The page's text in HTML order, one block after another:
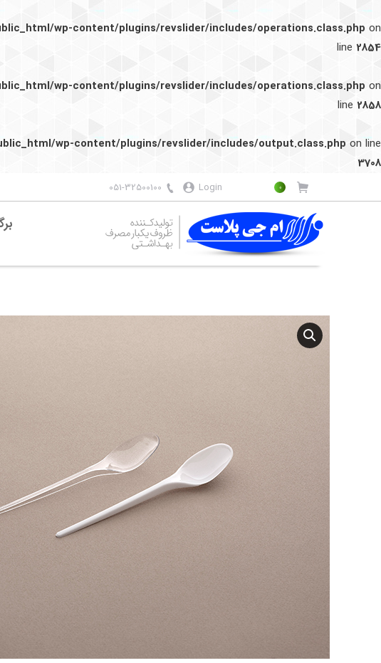
wp-content/plugins/revslider/includes/operations.class.php on
line 2854
wp-content/plugins/revslider/includes/operations.class.php on
line 2858
wp-content/plugins/revslider/includes/output.class.php on line
3708
0
Login
051-32500100